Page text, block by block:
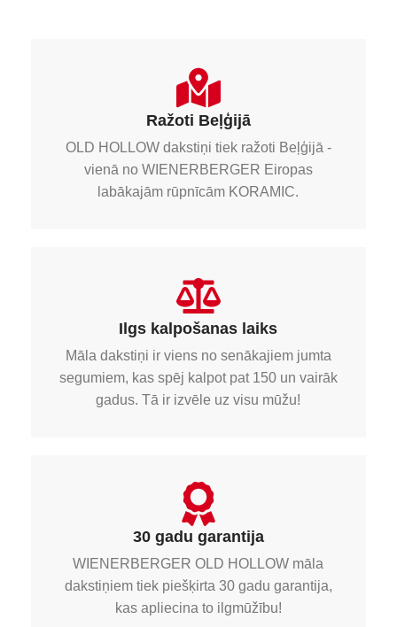
Ražoti Beļģijā
OLD HOLLOW dakstiņi tiek ražoti Beļģijā -
vienā no WIENERBERGER Eiropas
labākajām rūpnīcām KORAMIC.
Ilgs kalpošanas laiks
Māla dakstiņi ir viens no senākajiem jumta
segumiem, kas spēj kalpot pat 150 un vairāk
gadus. Tā ir izvēle uz visu mūžu!
30 gadu garantija
WIENERBERGER OLD HOLLOW māla
dakstiņiem tiek piešķirta 30 gadu garantija,
kas apliecina to ilgmūžību!